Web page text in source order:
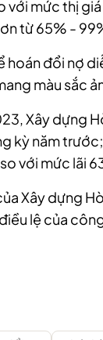
mức thị
từ 65% -
hoán đổi nợ
màu sắc
Xây dựng
kỳ năm
với mức lãi
Xây dựng
lệ của